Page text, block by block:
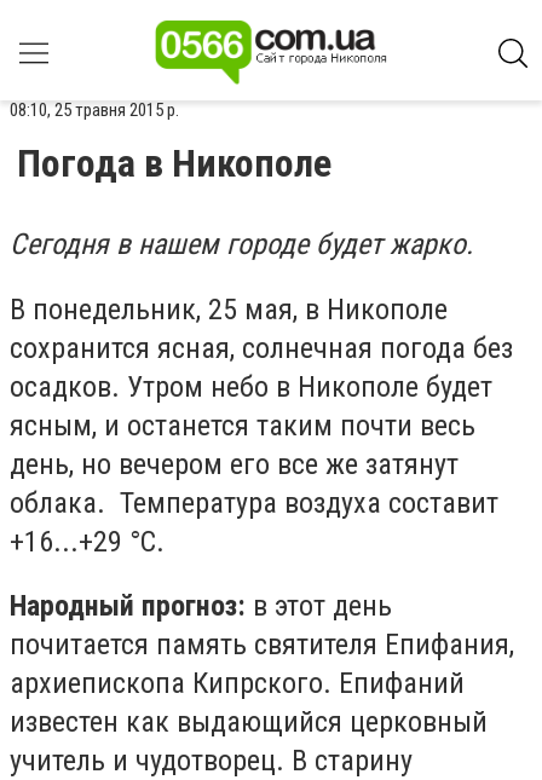
08:10, 25 травня 2015 р.
Погода в Никополе
Сегодня в нашем городе будет жарко.
В понедельник, 25 мая, в Никополе
сохранится ясная, солнечная погода без
осадков. Утром небо в Никополе будет
ясным, и останется таким почти весь
день, но вечером его все же затянут
облака. Температура воздуха составит
+16...+29 °С.
Народный прогноз: в этот день
почитается память святителя Епифания,
архиепископа Кипрского. Епифаний
известен как выдающийся церковный
учитель и чудотворец. В старину